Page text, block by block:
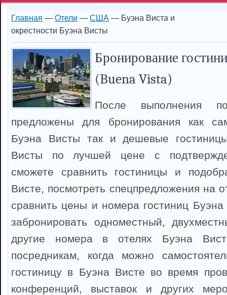
Главная — Отели — США — Буэна Виста и
окрестности Буэна Висты
Бронирование
(Buena Vista)
После выполнения
предложены для бронирования как
Буэна Висты так и дешевые
Висты по лучшей цене с
сможете сравнить гостиницы и
Висте, посмотреть спецпредложения на
сравнить цены и номера гостиниц
забронировать одноместный,
другие номера в отелях Буэна
посредникам, когда можно
гостиницу в Буэна Висте во время
конференций, выставок и других